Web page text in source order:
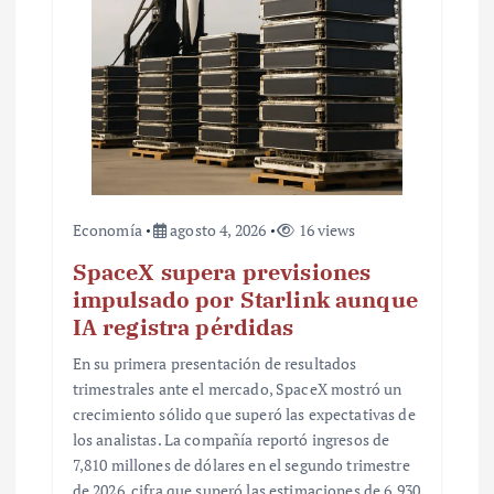
Economía agosto 4, 2026 16 views
SpaceX supera previsiones
impulsado por Starlink aunque
IA registra pérdidas
En su primera presentación de resultados
trimestrales ante el mercado, SpaceX mostró un
crecimiento sólido que superó las expectativas de
los analistas. La compañía reportó ingresos de
7,810 millones de dólares en el segundo trimestre
de 2026, cifra que superó las estimaciones de 6,930